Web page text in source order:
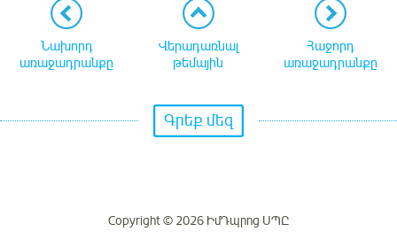
Նախորդ
առաջադրանքը
Վերադառնալ
թեմային
Հաջորդ
առաջադրանքը
Գրեք մեզ
Copyright © 2026 ԻմԴպրոց ՍՊԸ